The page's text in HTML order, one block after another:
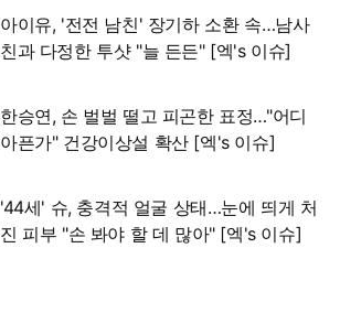
아이유, '전전 남친' 장기하 소환 속…남사
친과 다정한 투샷 "늘 든든" [엑's 이슈]
한승연, 손 벌벌 떨고 피곤한 표정…"어디
아픈가" 건강이상설 확산 [엑's 이슈]
'44세' 슈, 충격적 얼굴 상태…눈에 띄게 처
진 피부 "손 봐야 할 데 많아" [엑's 이슈]